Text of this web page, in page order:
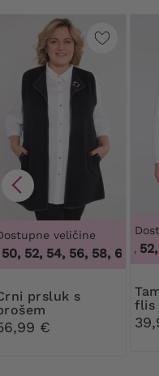
veličine
52, 54, 56, 58, 60, 62,
s
€
48, 50, 52,
Tamnoplavi topli
flis